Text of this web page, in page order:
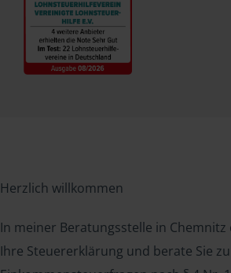
Herzlich willkommen
In meiner Beratungsstelle in
Ihre Steuererklärung und berate Sie